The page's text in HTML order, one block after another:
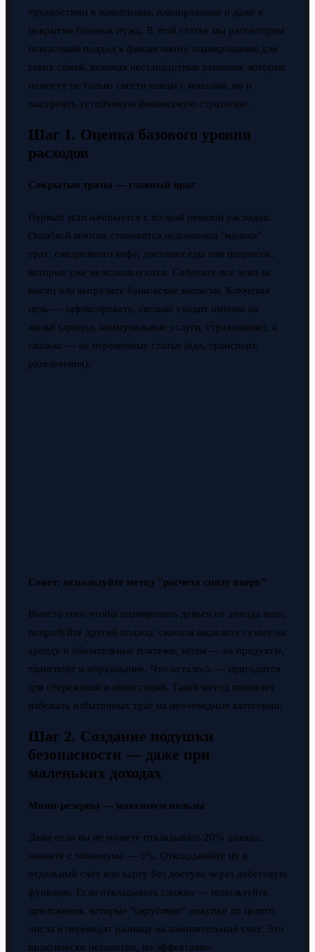
трудностями в накоплении, планировании и даже в
покрытии базовых нужд. В этой статье мы рассмотрим
пошаговый подход к финансовому планированию для
таких семей, включая нестандартные решения, которые
помогут не только свести концы с концами, но и
выстроить устойчивую финансовую стратегию.
Шаг 1. Оценка базового уровня
расходов
Сокрытые траты — главный враг
Первый этап начинается с полной ревизии расходов.
Ошибкой многих становится недооценка "мелких"
трат: ежедневного кофе, доставки еды или подписок,
которые уже не используются. Соберите все чеки за
месяц или выгрузите банковские выписки. Ключевая
цель — зафиксировать, сколько уходит именно на
жильё (аренда, коммунальные услуги, страхование), а
сколько — на переменные статьи (еда, транспорт,
развлечения).
Совет: используйте метод "расчета снизу вверх"
Вместо того чтобы планировать деньги от дохода вниз,
попробуйте другой подход: сначала выделите сумму на
аренду и обязательные платежи, затем — на продукты,
транспорт и образование. Что осталось — пригодится
для сбережений и инвестиций. Такой метод помогает
избежать избыточных трат на неочевидные категории.
Шаг 2. Создание подушки
безопасности — даже при
маленьких доходах
Мини-резервы — максимум пользы
Даже если вы не можете откладывать 20% дохода,
начните с минимума — 5%. Откладывайте их в
отдельный счёт или карту без доступа через дебетовую
функцию. Если откладывать сложно — используйте
приложения, которые "округляют" покупки до целого
числа и переводят разницу на накопительный счет. Это
практически незаметно, но эффективно.